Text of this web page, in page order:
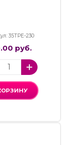
35ТРЕ-230
руб.